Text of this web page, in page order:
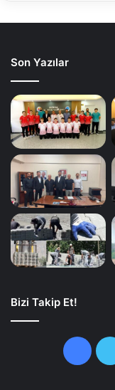
Son Yazılar
Bizi Takip Et!